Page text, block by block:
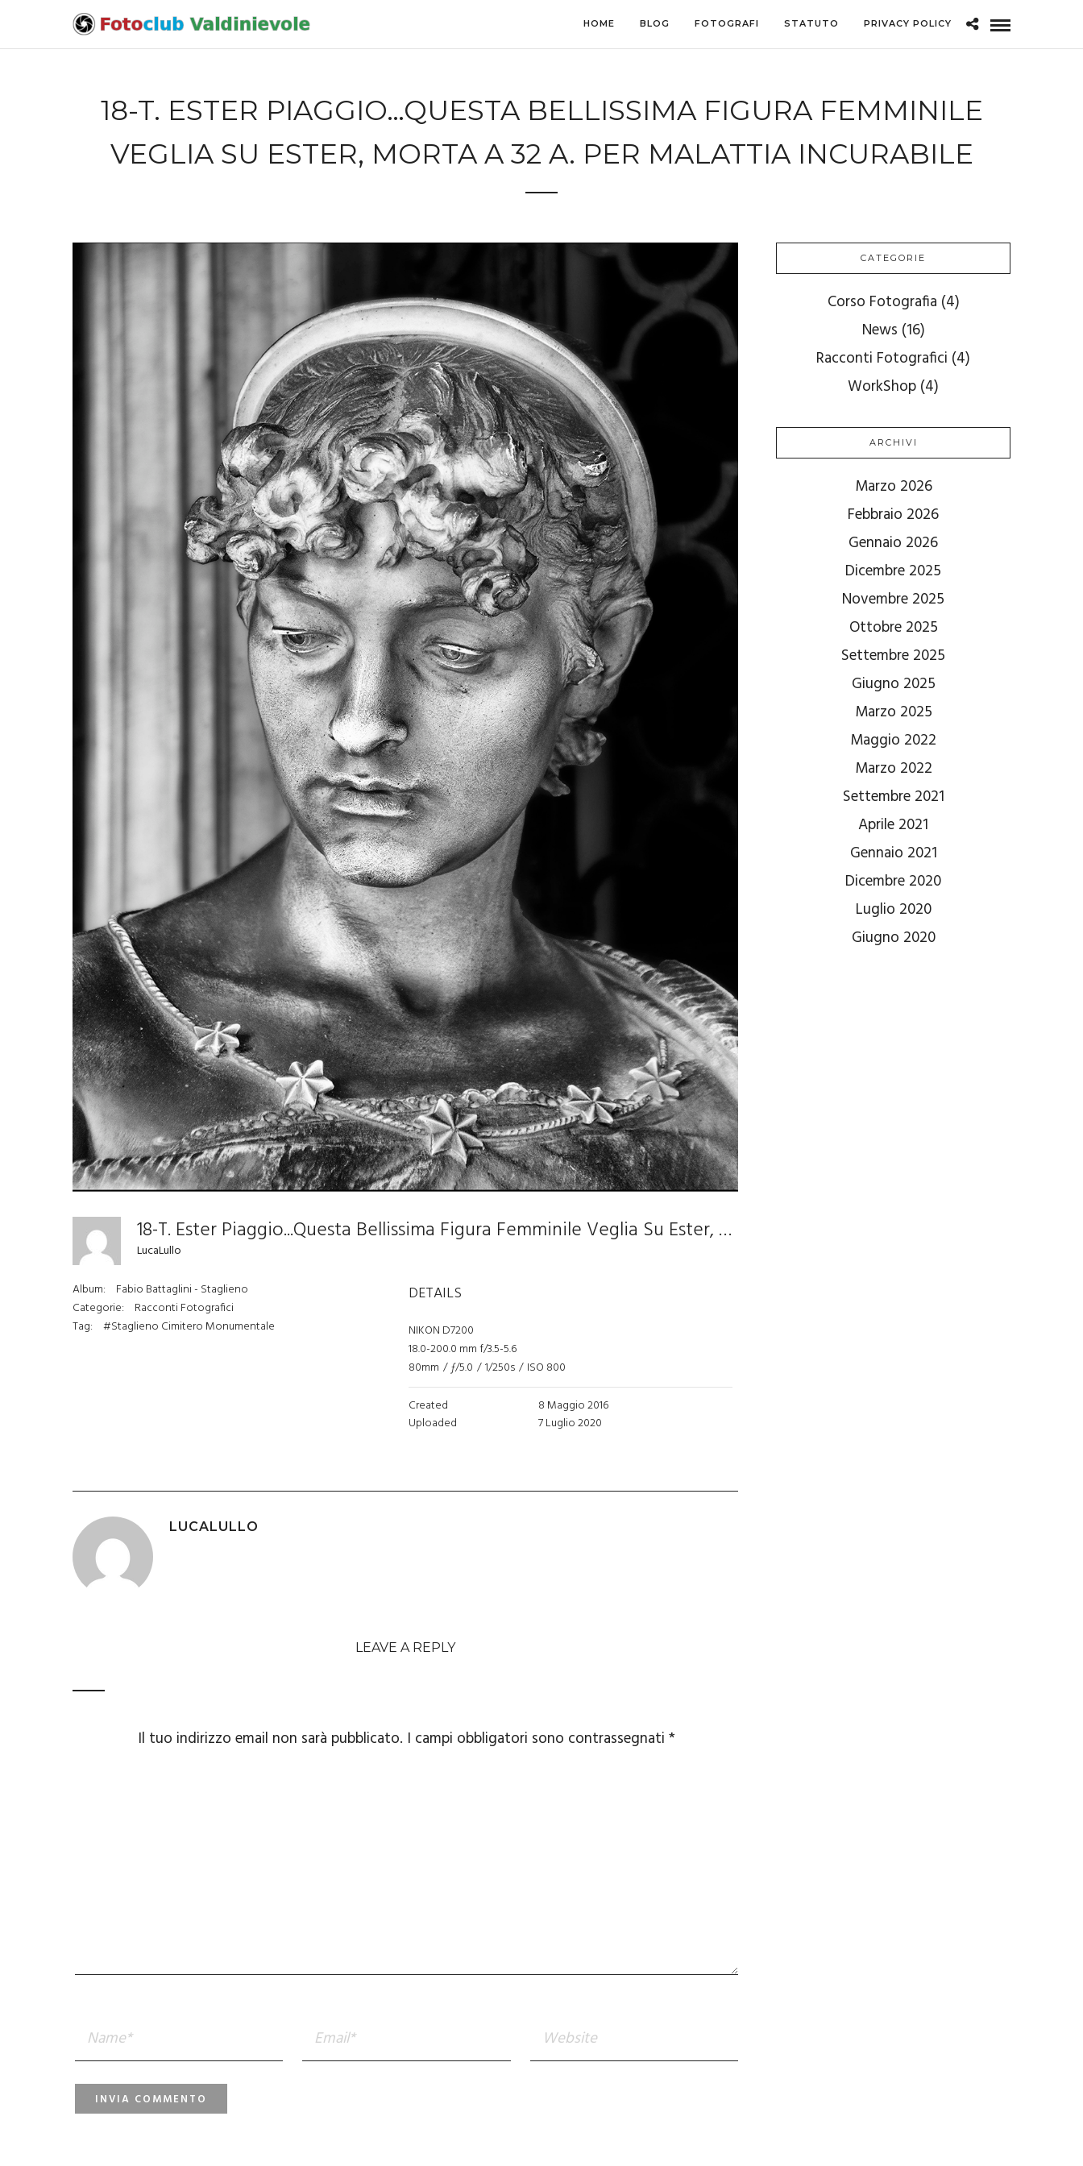
HOME BLOG FOTOGRAFI STATUTO PRIVACY POLICY
18-T. ESTER PIAGGIO…QUESTA BELLISSIMA FIGURA FEMMINILE
VEGLIA SU ESTER, MORTA A 32 A. PER MALATTIA INCURABILE
18-T. Ester Piaggio...questa Bellissima Figura Femminile Veglia Su Ester, Morta A 32 A. Per Malattia Incurabile
LucaLullo
Album:
Fabio Battaglini - Staglieno
Categorie:
Racconti Fotografici
Tag:
#Staglieno Cimitero Monumentale
DETAILS
NIKON D7200
18.0-200.0 mm f/3.5-5.6
80mm / ƒ/5.0 / 1/250s / ISO 800
Created
8 Maggio 2016
Uploaded
7 Luglio 2020
LUCALULLO
LEAVE A REPLY
Il tuo indirizzo email non sarà pubblicato. I campi obbligatori sono contrassegnati*
CATEGORIE
Corso Fotografia (4)
News (16)
Racconti Fotografici (4)
WorkShop (4)
ARCHIVI
Marzo 2026
Febbraio 2026
Gennaio 2026
Dicembre 2025
Novembre 2025
Ottobre 2025
Settembre 2025
Giugno 2025
Marzo 2025
Maggio 2022
Marzo 2022
Settembre 2021
Aprile 2021
Gennaio 2021
Dicembre 2020
Luglio 2020
Giugno 2020